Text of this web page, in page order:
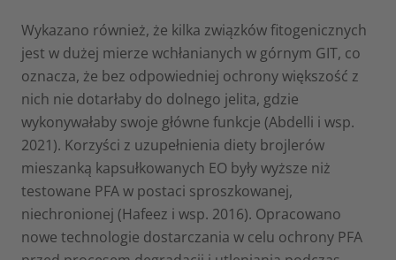
Wykazano również, że kilka związków fitogenicznych
jest w dużej mierze wchłanianych w górnym GIT, co
oznacza, że bez odpowiedniej ochrony większość z
nich nie dotarłaby do dolnego jelita, gdzie
wykonywałaby swoje główne funkcje (Abdelli i wsp.
2021). Korzyści z uzupełnienia diety brojlerów
mieszanką kapsułkowanych EO były wyższe niż
testowane PFA w postaci sproszkowanej,
niechronionej (Hafeez i wsp. 2016). Opracowano
nowe technologie dostarczania w celu ochrony PFA